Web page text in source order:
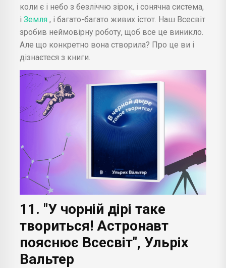
коли є і небо з безліччю зірок, і сонячна система,
і Земля , і багато-багато живих істот. Наш Всесвіт
зробив неймовірну роботу, щоб все це виникло.
Але що конкретно вона створила? Про це ви і
дізнаєтеся з книги.
11. "У чорній дірі таке
твориться! Астронавт
пояснює Всесвіт", Ульріх
Вальтер